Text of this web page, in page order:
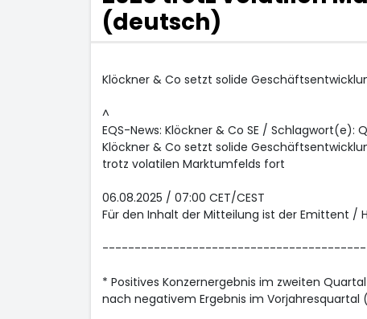
(deutsch)
Klöckner & Co setzt solide
^
EQS-News: Klöckner & Co SE / Schlagwort(e):
Klöckner & Co setzt solide
trotz volatilen Marktumfelds fort
06.08.2025 / 07:00 CET/CEST
Für den Inhalt der Mitteilung ist der Emittent /
* Positives Konzernergebnis im zweiten Quartal
nach negativem Ergebnis im Vorjahresquartal